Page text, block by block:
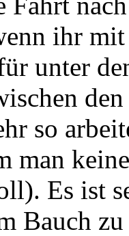
ihr mit
unter
so
man
Es ist
Bauch zu